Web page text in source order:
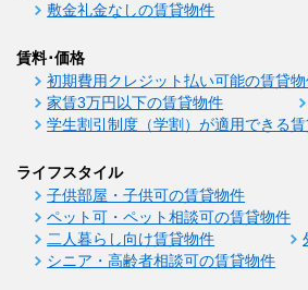
敷金礼金なしの賃貸物件
賃料･価格
初期費用クレジット払い可能の賃貸
家賃3万円以下の賃貸物件
学生割引制度（学割）が適用できる
ライフスタイル
子供部屋・子供可の賃貸物件
ペット可・ペット相談可の賃貸物件
二人暮らし向け賃貸物件
シニア・高齢者相談可の賃貸物件